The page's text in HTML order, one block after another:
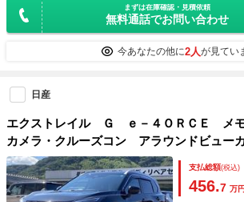
まずは在庫確認・見積依頼
無料通話でお問い合わせ
今あなたの他に2人が見てい
日産
エクストレイル Ｇ ｅ－４ＯＲＣＥ メモ
カメラ・クルーズコン アラウンドビュー
防止装置 ＥＳＣ 電動パワーシート 地
キー オートクルーズコントロール メモ
ン ターボ
支払総額(税込)
456.7 万円